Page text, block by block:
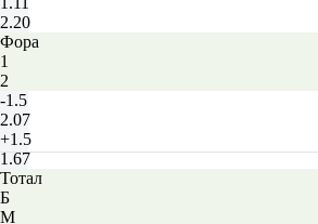
2.20
Фора
1
2
-1.5
2.07
+1.5
1.67
Тотал
Б
М